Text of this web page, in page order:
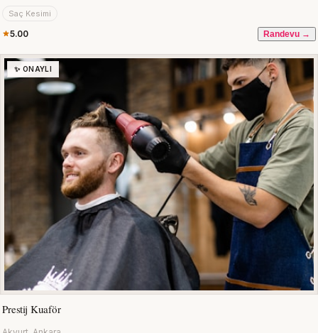
Saç Kesimi
5.00 Randevu →
✨ ONAYLI
Prestij Kuaför